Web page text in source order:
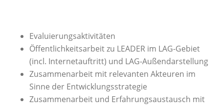
Evaluierungsaktivitäten
Öffentlichkeitsarbeit zu LEADER im LAG-Gebiet
(incl. Internetauftritt) und LAG-Außendarstellung
Zusammenarbeit mit relevanten Akteuren im
Sinne der Entwicklungsstrategie
Zusammenarbeit und Erfahrungsaustausch mit